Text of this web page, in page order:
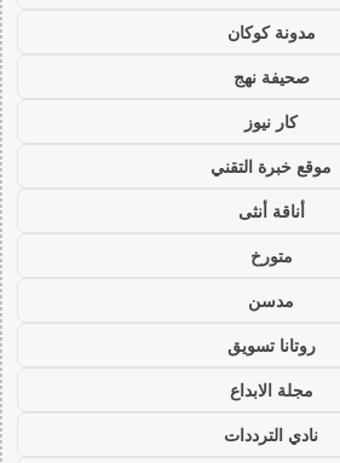
مدونة كوكان
صحيفة نهج
كار نيوز
موقع خبرة التقني
أناقة أنثى
متورخ
مدسن
روتانا تسويق
مجلة الابداع
نادي الترددات